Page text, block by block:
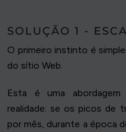
SOLUÇÃO 1 -
O primeiro instinto é
do sítio Web.
Esta é uma
realidade: se os picos de
por mês, durante a época